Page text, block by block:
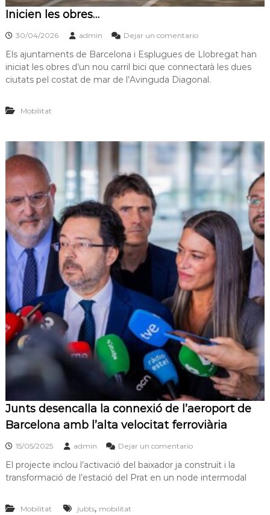
Inicien les obres…
30/04/2026 admin Dejar un comentario
Els ajuntaments de Barcelona i Esplugues de Llobregat han
iniciat les obres d’un nou carril bici que connectarà les dues
ciutats pel costat de mar de l’Avinguda Diagonal.
Mobilitat
Junts desencalla la connexió de l’aeroport de
Barcelona amb l’alta velocitat ferroviària
15/05/2025 admin Dejar un comentario
El projecte inclou l’activació del baixador ja construït i la
transformació de l’estació del Prat en un node intermodal
Mobilitat jubts, mobilitat